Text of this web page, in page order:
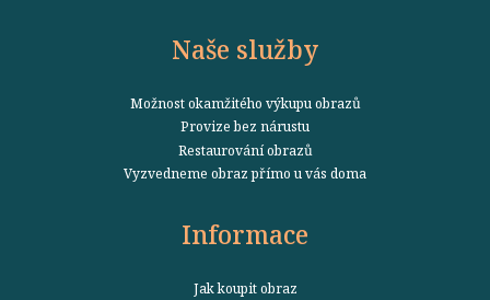
Naše služby
Možnost okamžitého výkupu obrazů
Provize bez nárustu
Restaurování obrazů
Vyzvedneme obraz přímo u vás doma
Informace
Jak koupit obraz